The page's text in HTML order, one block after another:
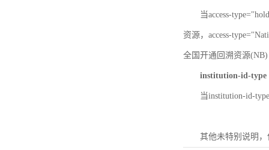
当access-
资源，access-
全国开通回溯资源(NB)
institution-id-type
当institution-id-
其他未特别说明